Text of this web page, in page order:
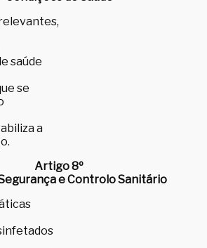
saúde
se
a
Artigo 8º
e Controlo Sanitário